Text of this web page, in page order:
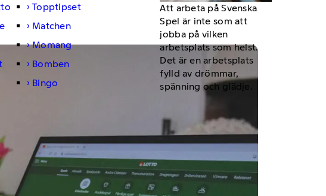
Topptipset
Matchen
Momang
Bomben
Bingo
Att arbeta på Svenska
Spel är inte som att
jobba på vilken
arbetsplats som helst.
Det är en arbetsplats
fylld av drömmar,
spänning och glädje.